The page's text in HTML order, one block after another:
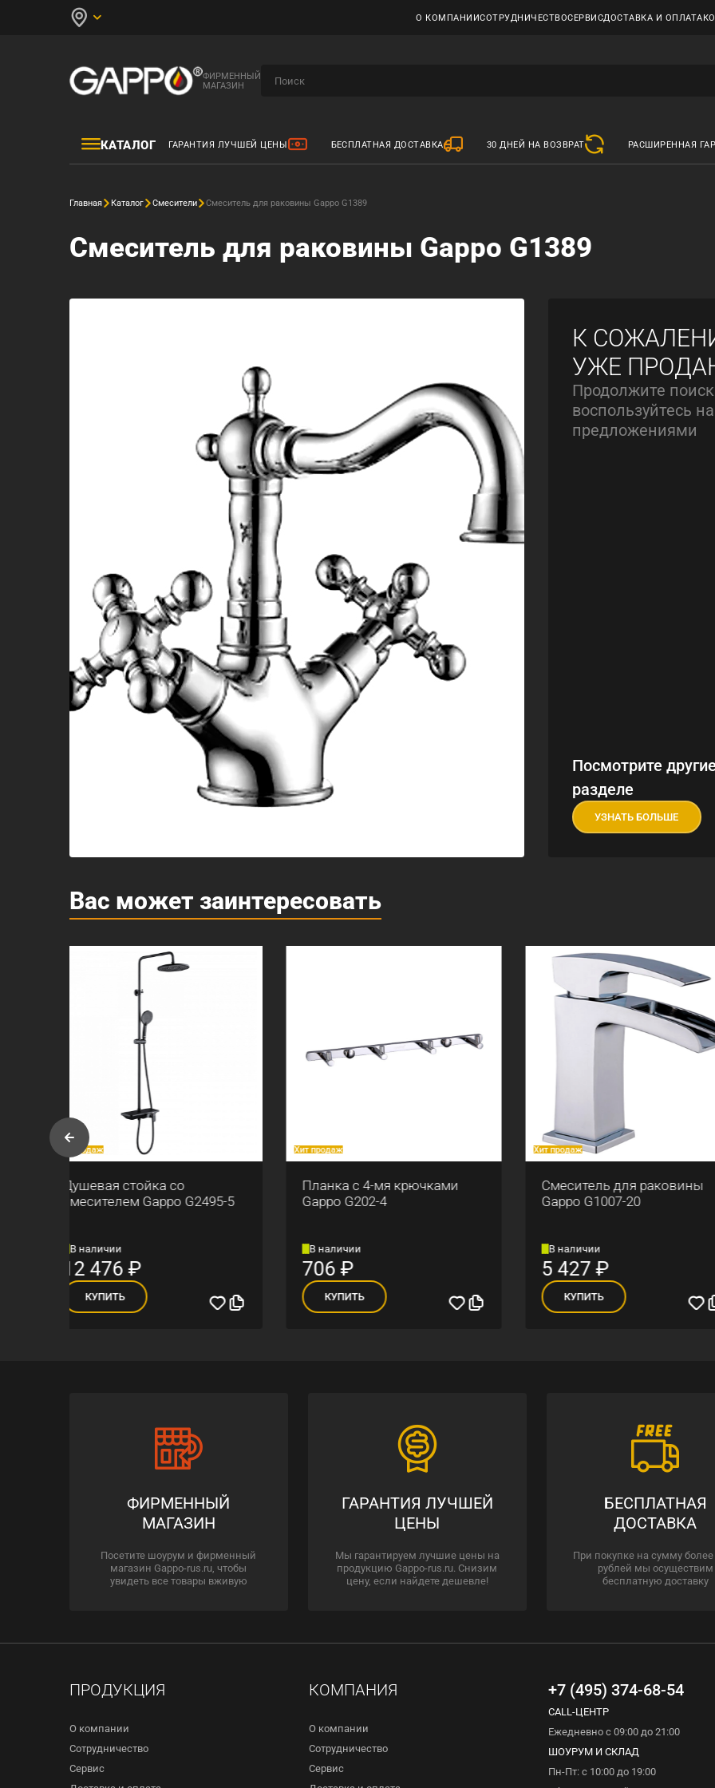
О КОМПАНИИСОТРУДНИЧЕСТВОСЕРВИСДОСТАВКА И ОПЛАТА
ФИРМЕННЫЙ
МАГАЗИН
КАТАЛОГ ГАРАНТИЯ ЛУЧШЕЙ ЦЕНЫ БЕСПЛАТНАЯ ДОСТАВКА 30 ДНЕЙ НА ВОЗВРАТ РАСШИРЕННАЯ
Главная Каталог Смесители Смеситель для раковины Gappo G1389
Смеситель для раковины Gappo G1389
К
УЖЕ
Продолжите
воспользуйтесь
предложениями
Посмотрите
разделе
УЗНАТЬ БОЛЬШЕ
Вас может заинтересовать
Хит продаж
Планка с 4-мя крючками
Gappo G202-4
В наличии
706₽
КУПИТЬ
Хит продаж
Смеситель для раковины
Gappo G1007-20
В наличии
5 427
КУПИТЬ
Хит продаж
Верхний душ Gappo G28
В наличии
1 015
КУПИТЬ
ФИРМЕННЫЙ
МАГАЗИН
Посетите шоурум и фирменный
магазин Gappo-rus.ru, чтобы
увидеть все товары вживую
ГАРАНТИЯ ЛУЧШЕЙ
ЦЕНЫ
Мы гарантируем лучшие цены на
продукцию Gappo-rus.ru. Снизим
цену, если найдете дешевле!
БЕСПЛАТНАЯ
ДОСТАВКА
При покупке на сумму более
рублей мы осуществим
бесплатную доставку
ПРОДУКЦИЯ
О компании
Сотрудничество
Сервис
КОМПАНИЯ
О компании
Сотрудничество
Сервис
+7 (495) 374-68-54
CALL-ЦЕНТР
Ежедневно с 09:00 до 21:00
ШОУРУМ И СКЛАД
Пн-Пт: с 10:00 до 19:00